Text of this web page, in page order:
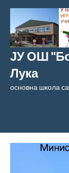
Скочи
садржај
ЈУ ОШ
Лука
основна школа